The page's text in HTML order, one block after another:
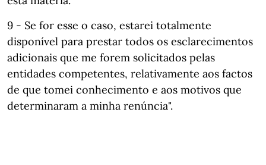
9 - Se for esse o caso, estarei totalmente
disponível para prestar todos os esclarecimentos
adicionais que me forem solicitados pelas
entidades competentes, relativamente aos factos
de que tomei conhecimento e aos motivos que
determinaram a minha renúncia".